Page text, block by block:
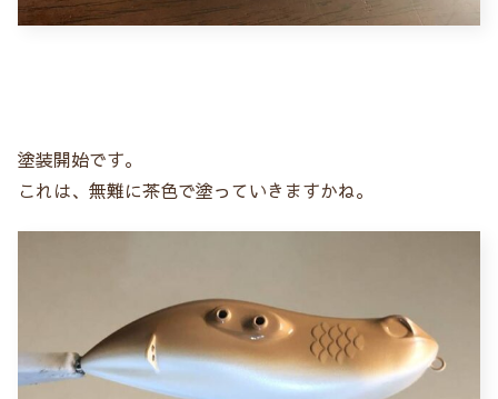
塗装開始です。
これは、無難に茶色で塗っていきますかね。